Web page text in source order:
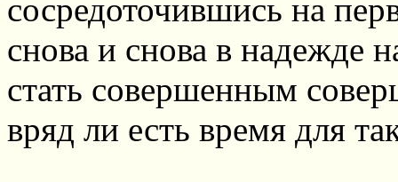
сосредоточившись на
снова и снова в надежде
стать совершенным
вряд ли есть время для